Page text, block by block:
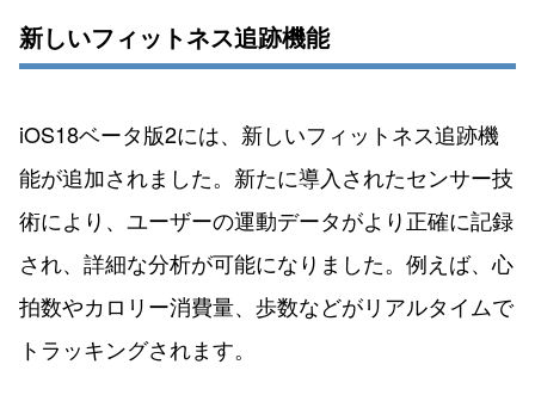
新しいフィットネス追跡機能
iOS18ベータ版2には、新しいフィットネス追跡機
能が追加されました。新たに導入されたセンサー技
術により、ユーザーの運動データがより正確に記録
され、詳細な分析が可能になりました。例えば、心
拍数やカロリー消費量、歩数などがリアルタイムで
トラッキングされます。